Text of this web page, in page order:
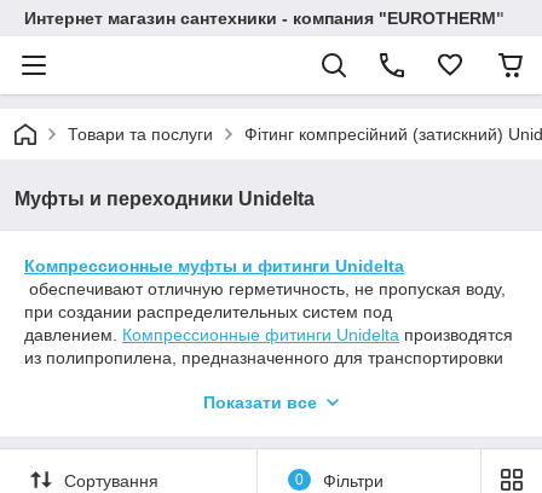
Интернет магазин сантехники - компания "EUROTHERM"
Товари та послуги Фітинг компресійний (затискний)
Муфты и переходники Unidelta
Компрессионные муфты и фитинги Unidelta
обеспечивают отличную герметичность, не пропуская воду,
при создании распределительных систем под
давлением. Компрессионные фитинги Unidelta производятся
из полипропилена, предназначенного для транспортировки
при монтаже происходит опрессовка обжимного кольца
без использования дополнительных инструментов.
Показати все
Сортування 0 Фільтри